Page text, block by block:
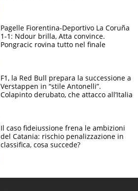
Pagelle Fiorentina-Deportivo La Coruña
1-1: Ndour brilla, Atta convince.
Pongracic rovina tutto nel finale
F1, la Red Bull prepara la successione a
Verstappen in “stile Antonelli”.
Colapinto derubato, che attacco all’Italia
Il caso fideiussione frena le ambizioni
del Catania: rischio penalizzazione in
classifica, cosa succede?